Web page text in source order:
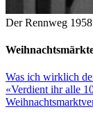
Der Rennweg
Was ich wirklich
«Verdient ihr alle